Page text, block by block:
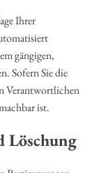
Ihrer
gängigen,
Sofern Sie die
Verantwortlichen
ist.
Löschung